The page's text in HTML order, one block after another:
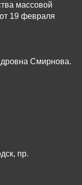
массовой
19 февраля
Смирнова.
пр.